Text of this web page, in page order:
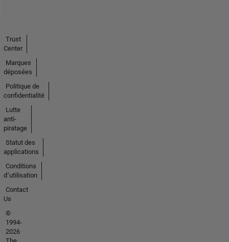
Trust
Center
Marques
déposées
Politique de
confidentialité
Lutte
anti-
piratage
Statut des
applications
Conditions
d՚utilisation
Contact
Us
©
1994-
2026